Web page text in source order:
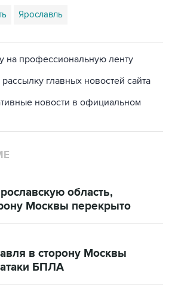
Ярославль
на профессиональную ленту
главных новостей сайта
новости в официальном
область,
Москвы перекрыто
в сторону Москвы
БПЛА